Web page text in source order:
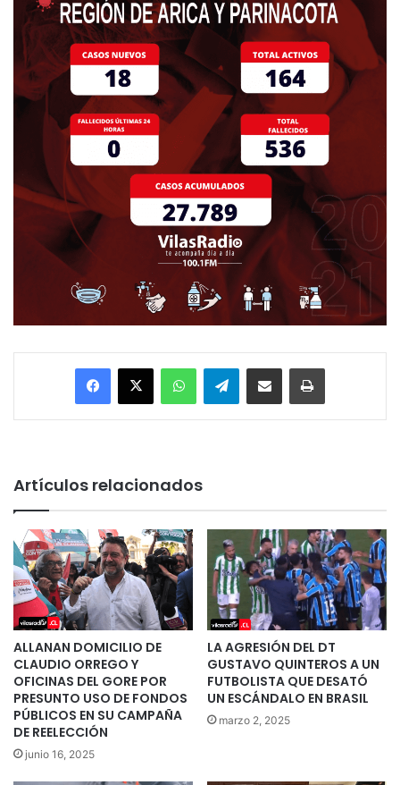
Facebook
X WhatsAppTelegramEnviar vía email Imprimir
Artículos relacionados
ALLANAN DOMICILIO DE
CLAUDIO ORREGO Y
OFICINAS DEL GORE POR
PRESUNTO USO DE FONDOS
PÚBLICOS EN SU CAMPAÑA
DE REELECCIÓN
junio 16, 2025
LA AGRESIÓN DEL DT
GUSTAVO QUINTEROS A UN
FUTBOLISTA QUE DESATÓ
UN ESCÁNDALO EN BRASIL
marzo 2, 2025